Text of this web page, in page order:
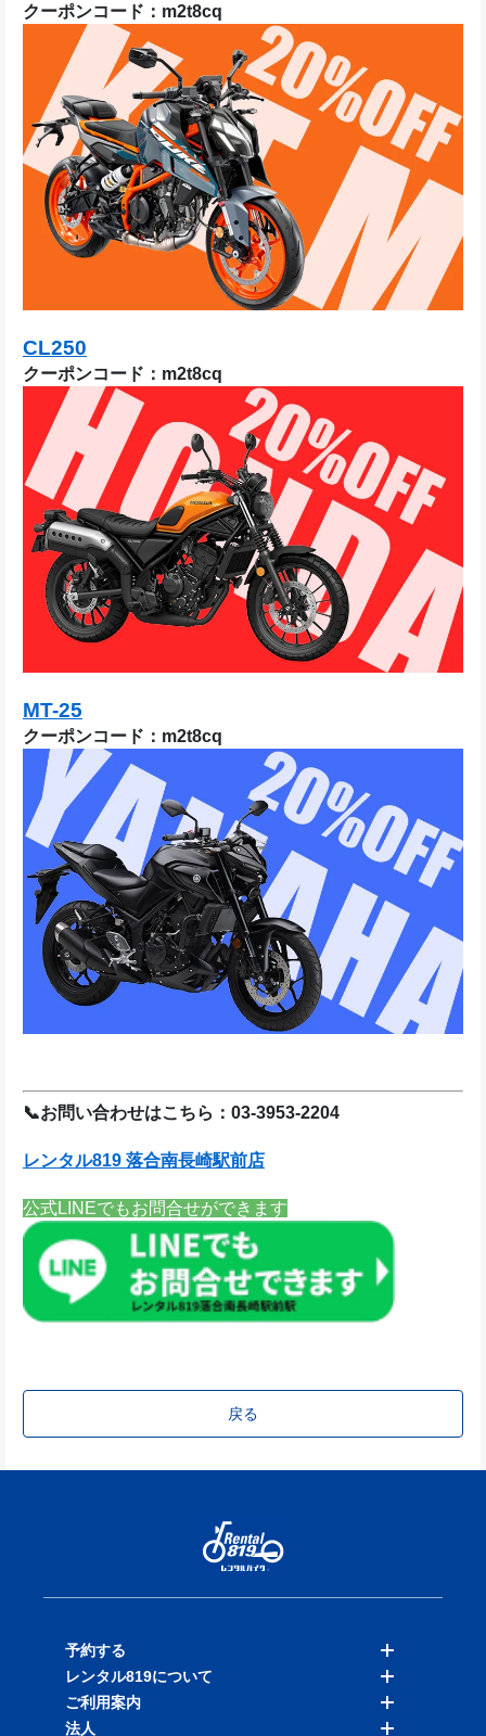
クーポンコード：m2t8cq
CL250
クーポンコード：m2t8cq
MT-25
クーポンコード：m2t8cq
📞お問い合わせはこちら：03-3953-2204
レンタル819 落合南長崎駅前店
公式LINEでもお問合せができます
戻る
予約する
バイクを探す
店舗を探す
レンタル819について
料金表
ご利用案内
法人